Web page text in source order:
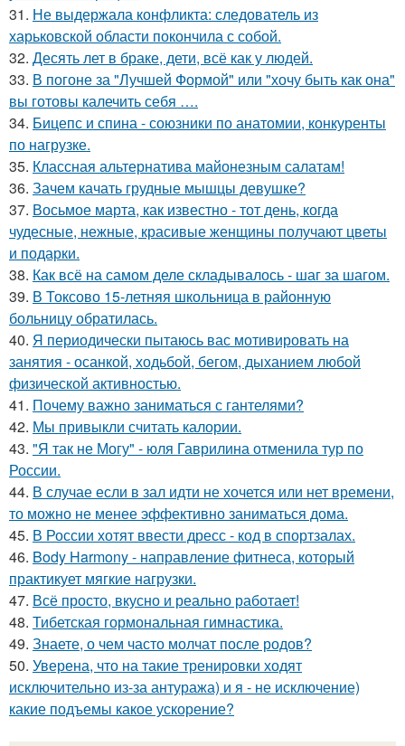
31. Не выдержала конфликта: следователь из
харьковской области покончила с собой.
32. Десять лет в браке, дети, всё как у людей.
33. В погоне за "Лучшей Формой" или "хочу быть как она"
вы готовы калечить себя ….
34. Бицепс и спина - союзники по анатомии, конкуренты
по нагрузке.
35. Классная альтернатива майонезным салатам!
36. Зачем качать грудные мышцы девушке?
37. Восьмое марта, как известно - тот день, когда
чудесные, нежные, красивые женщины получают цветы
и подарки.
38. Как всё на самом деле складывалось - шаг за шагом.
39. В Токсово 15-летняя школьница в районную
больницу обратилась.
40. Я периодически пытаюсь вас мотивировать на
занятия - осанкой, ходьбой, бегом, дыханием любой
физической активностью.
41. Почему важно заниматься с гантелями?
42. Мы привыкли считать калории.
43. "Я так не Могу" - юля Гаврилина отменила тур по
России.
44. В случае если в зал идти не хочется или нет времени,
то можно не менее эффективно заниматься дома.
45. В России хотят ввести дресс - код в спортзалах.
46. Body Harmony - направление фитнеса, который
практикует мягкие нагрузки.
47. Всё просто, вкусно и реально работает!
48. Тибетская гормональная гимнастика.
49. Знаете, о чем часто молчат после родов?
50. Уверена, что на такие тренировки ходят
исключительно из-за антуража) и я - не исключение)
какие подъемы какое ускорение?